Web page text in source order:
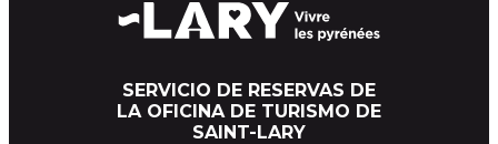
SERVICIO DE RESERVAS DE
LA OFICINA DE TURISMO DE
SAINT-LARY